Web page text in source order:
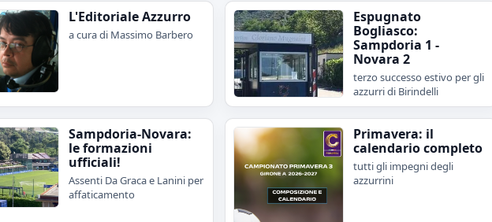
L'Editoriale Azzurro
a cura di Massimo Barbero
Espugnato
Bogliasco:
Sampdoria 1 -
Novara 2
terzo successo estivo per gli
azzurri di Birindelli
Sampdoria-Novara:
le formazioni
ufficiali!
Assenti Da Graca e Lanini per
affaticamento
Primavera: il
calendario completo
tutti gli impegni degli
azzurrini